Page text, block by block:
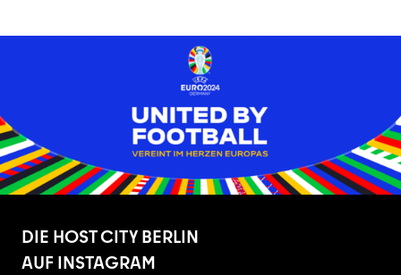
DIE HOST CITY BERLIN
AUF INSTAGRAM